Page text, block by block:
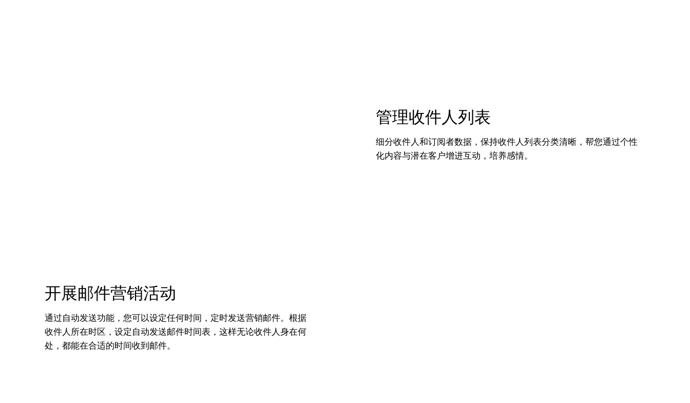
管理收件人列表
细分收件人和订阅者数据，保持收件人列表分类清晰，帮您通过个性
化内容与潜在客户增进互动，培养感情。
开展邮件营销活动
通过自动发送功能，您可以设定任何时间，定时发送营销邮件。根据
收件人所在时区，设定自动发送邮件时间表，这样无论收件人身在何
处，都能在合适的时间收到邮件。